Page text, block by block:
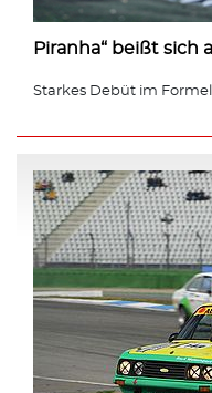
Piranha“ beißt sich
Starkes Debüt im